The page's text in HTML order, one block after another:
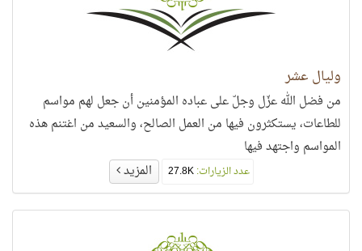
وليال عشر
من فضل الله عزّل وجلّ على عباده المؤمنين أن جعل لهم مواسم
للطاعات، يستكثرون فيها من العمل الصالح، والسعيد من اغتنم هذه
المواسم واجتهد فيها
عدد الزيارات:27.8K المزيد